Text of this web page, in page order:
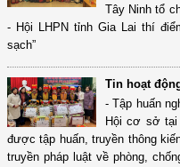
Tây Ninh tổ
- Hội LHPN tỉnh Gia Lai thí
sạch”
Tin hoạt
- Tập huấn
Hội cơ sở tại
được tập huấn, truyền thông
truyền pháp luật về phòng,